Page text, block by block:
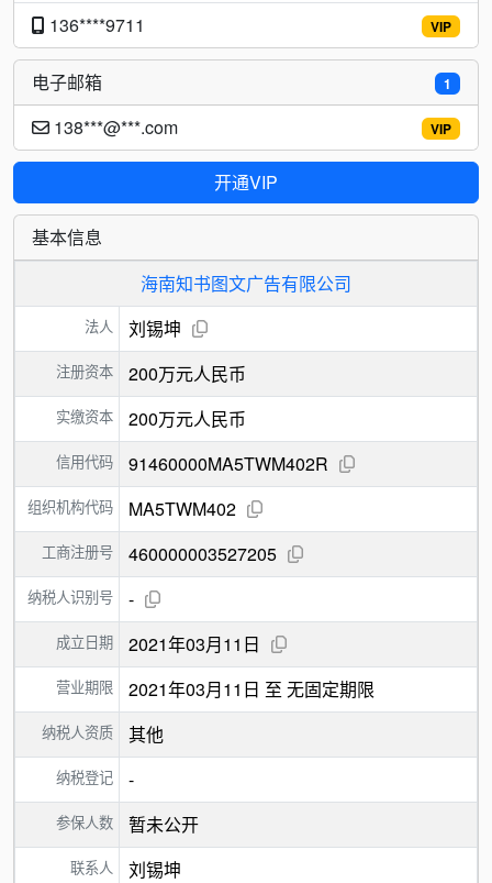
VIP
136****9711
1
电子邮箱
VIP
138***@***.com
开通VIP
基本信息
海南知书图文广告有限公司
法人 刘锡坤
注册资本 200万元人民币
实缴资本 200万元人民币
信用代码 91460000MA5TWM402R
组织机构代码 MA5TWM402
工商注册号 460000003527205
纳税人识别号 -
成立日期 2021年03月11日
营业期限 2021年03月11日 至 无固定期限
纳税人资质 其他
纳税登记 -
参保人数 暂未公开
联系人 刘锡坤